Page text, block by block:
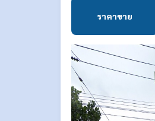
ราคาขาย